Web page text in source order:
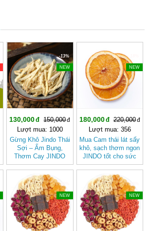
-13%
NEW
130,000
150,000
Lượt mua: 1000
Gừng Khô Jindo Thái
Sợi – Ấm Bụng,
Thơm Cay JINDO
NEW
180,000
220,000
Lượt mua: 356
Mua Cam thái lát sấy
khô, sạch thơm ngon
JINDO tốt cho sức
khỏe
-20%
NEW
-20%
NEW